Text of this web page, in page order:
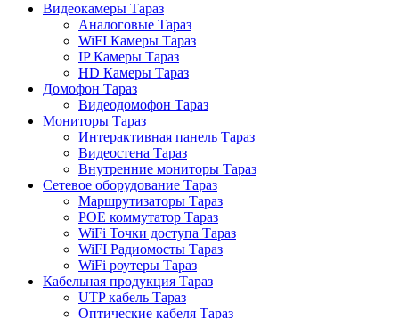
Видеокамеры Тараз
Аналоговые Тараз
WiFI Камеры Тараз
IP Камеры Тараз
HD Камеры Тараз
Домофон Тараз
Видеодомофон Тараз
Мониторы Тараз
Интерактивная панель Тараз
Видеостена Тараз
Внутренние мониторы Тараз
Сетевое оборудование Тараз
Маршрутизаторы Тараз
POE коммутатор Тараз
WiFi Точки доступа Тараз
WiFI Радиомосты Тараз
WiFi роутеры Тараз
Кабельная продукция Тараз
UTP кабель Тараз
Оптические кабеля Тараз